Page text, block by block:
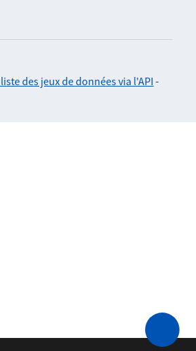
des jeux de données via l'API -